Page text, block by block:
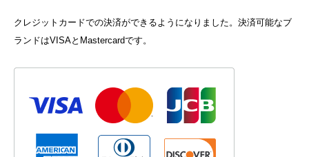
クレジットカードでの決済ができるようになりました。決済可能なブ
ランドはVISAとMastercardです。